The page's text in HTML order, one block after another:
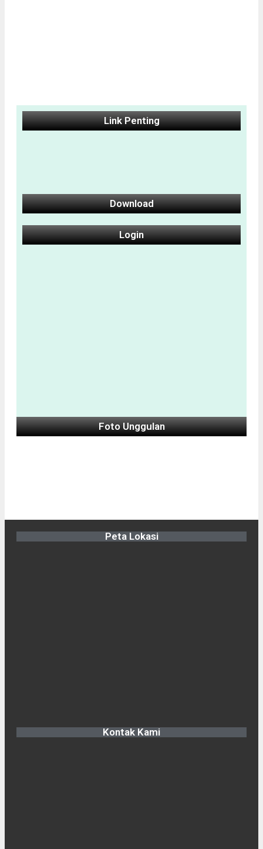
Link Penting
Download
Login
Foto Unggulan
Peta Lokasi
Kontak Kami